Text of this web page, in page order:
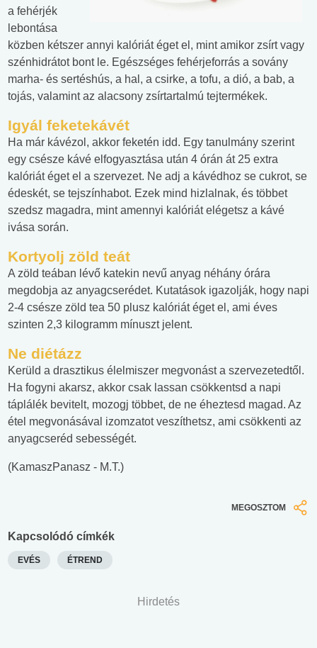
a fehérjék
lebontása
közben kétszer annyi kalóriát éget el, mint amikor zsírt vagy
szénhidrátot bont le. Egészséges fehérjeforrás a sovány
marha- és sertéshús, a hal, a csirke, a tofu, a dió, a bab, a
tojás, valamint az alacsony zsírtartalmú tejtermékek.
Igyál feketekávét
Ha már kávézol, akkor feketén idd. Egy tanulmány szerint
egy csésze kávé elfogyasztása után 4 órán át 25 extra
kalóriát éget el a szervezet. Ne adj a kávédhoz se cukrot, se
édeskét, se tejszínhabot. Ezek mind hizlalnak, és többet
szedsz magadra, mint amennyi kalóriát elégetsz a kávé
ivása során.
Kortyolj zöld teát
A zöld teában lévő katekin nevű anyag néhány órára
megdobja az anyagcserédet. Kutatások igazolják, hogy napi
2-4 csésze zöld tea 50 plusz kalóriát éget el, ami éves
szinten 2,3 kilogramm mínuszt jelent.
Ne diétázz
Kerüld a drasztikus élelmiszer megvonást a szervezetedtől.
Ha fogyni akarsz, akkor csak lassan csökkentsd a napi
táplálék bevitelt, mozogj többet, de ne éheztesd magad. Az
étel megvonásával izomzatot veszíthetsz, ami csökkenti az
anyagcseréd sebességét.
(KamaszPanasz - M.T.)
MEGOSZTOM
Kapcsolódó címkék
EVÉS ÉTREND
Hirdetés